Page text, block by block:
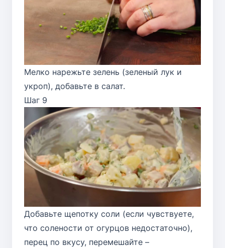
Мелко нарежьте зелень (зеленый лук и
укроп), добавьте в салат.
Шаг 9
Добавьте щепотку соли (если чувствуете,
что солености от огурцов недостаточно),
перец по вкусу, перемешайте –